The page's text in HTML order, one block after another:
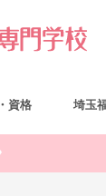
資格 埼玉